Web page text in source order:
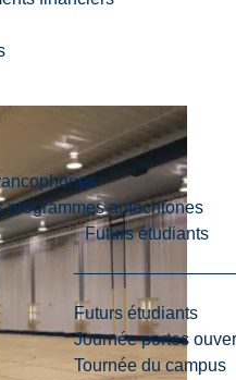
programmes autochtones
Futurs étudiants
Futurs étudiants
Journée portes
Tournée du campus